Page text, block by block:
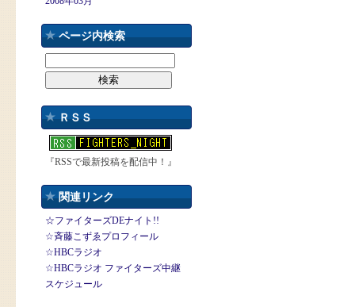
ページ内検索
ＲＳＳ
『RSSで最新投稿を配信中！』
関連リンク
☆ファイターズDEナイト!!
☆斉藤こずゑプロフィール
☆HBCラジオ
☆HBCラジオ ファイターズ中継
スケジュール